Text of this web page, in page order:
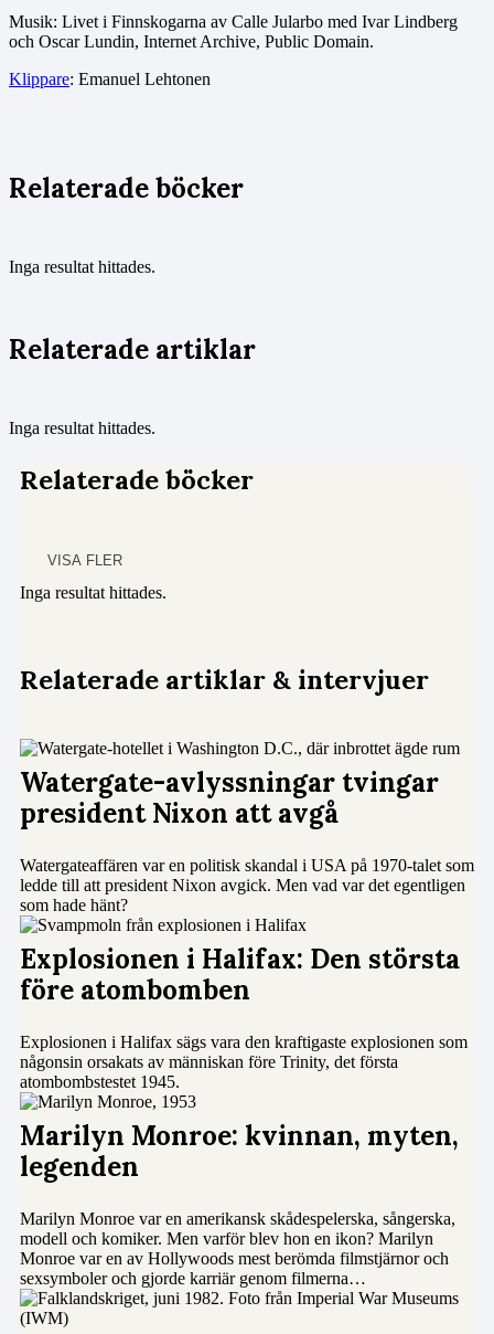
Musik: Livet i Finnskogarna av Calle Jularbo med Ivar Lindberg
och Oscar Lundin, Internet Archive, Public Domain.
Klippare: Emanuel Lehtonen
Relaterade böcker
Inga resultat hittades.
Relaterade artiklar
Inga resultat hittades.
Relaterade böcker
VISA FLER
Inga resultat hittades.
Relaterade artiklar & intervjuer
Watergate-avlyssningar tvingar
president Nixon att avgå
Watergateaffären var en politisk skandal i USA på 1970-talet som
ledde till att president Nixon avgick. Men vad var det egentligen
som hade hänt?
Explosionen i Halifax: Den största
före atombomben
Explosionen i Halifax sägs vara den kraftigaste explosionen som
någonsin orsakats av människan före Trinity, det första
atombombstestet 1945.
Marilyn Monroe: kvinnan, myten,
legenden
Marilyn Monroe var en amerikansk skådespelerska, sångerska,
modell och komiker. Men varför blev hon en ikon? Marilyn
Monroe var en av Hollywoods mest berömda filmstjärnor och
sexsymboler och gjorde karriär genom filmerna…